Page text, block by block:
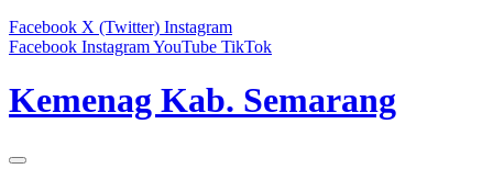
Facebook X (Twitter) Instagram
Facebook InstagramYouTube TikTok
Kemenag Kab. Semarang